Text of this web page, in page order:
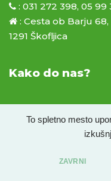
To spletno mesto
ZAVRNI
: 031 272 398, 05 99
: Cesta ob Barju 68,
1291 Škofljica
Kako do nas?